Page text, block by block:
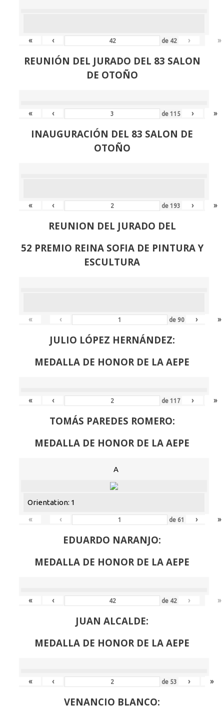
« ‹ de 42 › »
REUNIÓN DEL JURADO DEL 83 SALON
DE OTOÑO
« ‹ de115 › »
INAUGURACIÓN DEL 83 SALON DE
OTOÑO
« ‹ de193 › »
REUNION DEL JURADO DEL
52 PREMIO REINA SOFIA DE PINTURA Y
ESCULTURA
« ‹ de 90 › »
JULIO LÓPEZ HERNÁNDEZ:
MEDALLA DE HONOR DE LA AEPE
« ‹ de117 › »
TOMÁS PAREDES ROMERO:
MEDALLA DE HONOR DE LA AEPE
A
Orientation: 1
«
‹ de 61 › »
EDUARDO NARANJO:
MEDALLA DE HONOR DE LA AEPE
« ‹ de 42 › »
JUAN ALCALDE:
MEDALLA DE HONOR DE LA AEPE
« ‹ de 53 › »
VENANCIO BLANCO: